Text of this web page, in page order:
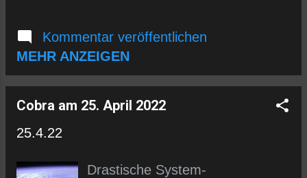
links) eintragen oder uns auf
Telegram folgen.
osts
Kommentar veröffentlichen
MEHR ANZEIGEN
Cobra am 25. April 2022
25.4.22
Drastische System-